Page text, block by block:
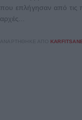
που επλήγησαν από τις
αρχές...
ΑΝΑΡΤΉΘΗΚΕ ΑΠΌ